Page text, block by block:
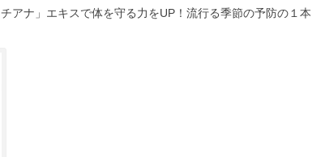
アナ」エキスで体を守る力をUP！流行る季節の予防の１本